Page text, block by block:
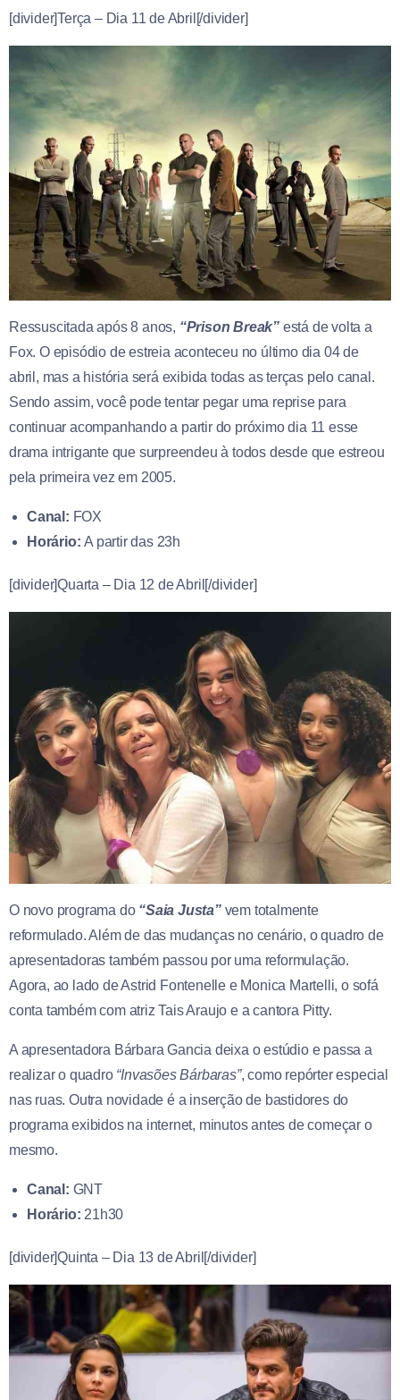
[divider]Terça – Dia 11 de Abril[/divider]
Ressuscitada após 8 anos, “Prison Break” está de volta a
Fox. O episódio de estreia aconteceu no último dia 04 de
abril, mas a história será exibida todas as terças pelo canal.
Sendo assim, você pode tentar pegar uma reprise para
continuar acompanhando a partir do próximo dia 11 esse
drama intrigante que surpreendeu à todos desde que estreou
pela primeira vez em 2005.
Canal: FOX
Horário: A partir das 23h
[divider]Quarta – Dia 12 de Abril[/divider]
O novo programa do“Saia Justa” vem totalmente
reformulado. Além de das mudanças no cenário, o quadro de
apresentadoras também passou por uma reformulação.
Agora, ao lado de Astrid Fontenelle e Monica Martelli, o sofá
conta também com atriz Tais Araujo e a cantora Pitty.
A apresentadora Bárbara Gancia deixa o estúdio e passa a
realizar o quadro “Invasões Bárbaras”, como repórter especial
nas ruas. Outra novidade é a inserção de bastidores do
programa exibidos na internet, minutos antes de começar o
mesmo.
Canal: GNT
Horário: 21h30
[divider]Quinta – Dia 13 de Abril[/divider]